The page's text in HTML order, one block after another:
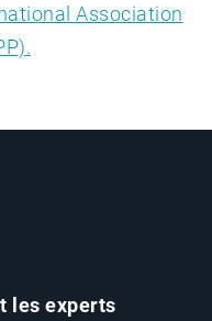
Association
les experts